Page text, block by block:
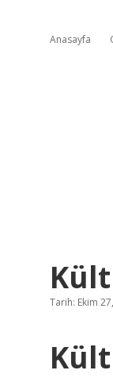
Anasayfa
Tarih: Ekim